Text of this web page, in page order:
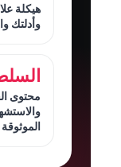
هيكلة
وأدلتك
محتوى